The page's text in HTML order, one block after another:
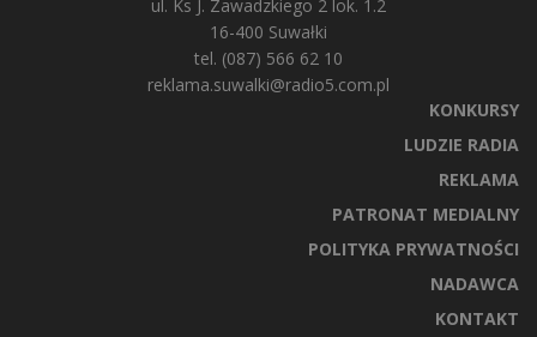
ul. Ks J. Zawadzkiego 2 lok. 1.2
16-400 Suwałki
tel. (087) 566 62 10
reklama.suwalki@radio5.com.pl
KONKURSY
LUDZIE RADIA
REKLAMA
PATRONAT MEDIALNY
POLITYKA PRYWATNOŚCI
NADAWCA
KONTAKT